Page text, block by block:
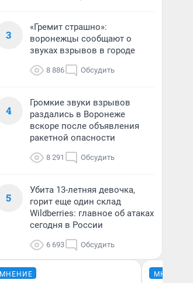
3
«Гремит страшно»:
воронежцы сообщают о
звуках взрывов в городе
8 886 Обсудить
4
Громкие звуки взрывов
раздались в Воронеже
вскоре после объявления
ракетной опасности
8 291 Обсудить
5
Убита 13-летняя девочка,
горит еще один склад
Wildberries: главное об атаках
сегодня в России
6 693 Обсудить
МНЕНИЕ МНЕНИЕ